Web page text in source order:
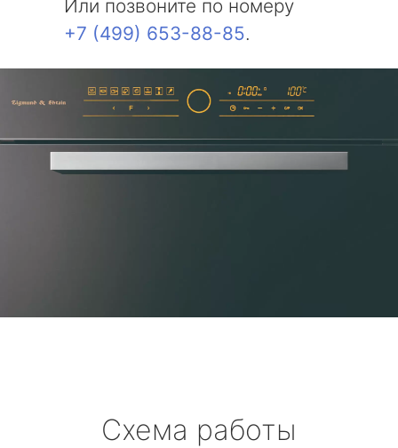
Или позвоните по номеру
+7 (499) 653-88-85.
Схема работы